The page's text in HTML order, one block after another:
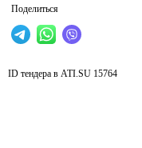
Поделиться
ID тендера в ATI.SU 15764